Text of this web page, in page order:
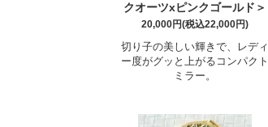
クオーツxピンクゴールド＞
20,000円(税込22,000円)
切り子の美しい輝きで、レディ
ー度がグッと上がるコンパクト
ミラー。